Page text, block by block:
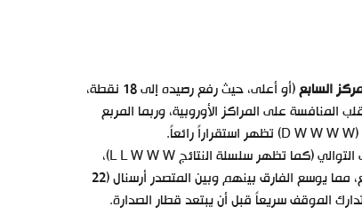
السابع
(أو أعلى، حيث رفع رصيده إلى 18 نقطة،
هذه 18 نقطة تضعهم في قلب المنافسة على المراكز الأوروبية، وربما المربع
تعتبر هذه الهزيمة كارثية. إنها الخسارة الثانية على التوالي (كما تظهر سلسلة النتائج L L W W W)،
والثالثة لهم هذا الموسم. تجمد رصيد السيتي عند 16 نقطة في المركز الرابع، مما يوسع الفارق بينهم وبين المتصدر أرسنال (22